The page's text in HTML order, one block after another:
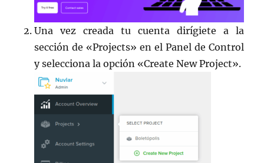
Una vez creada tu cuenta dirígiete a la
sección de «Projects» en el Panel de Control
y selecciona la opción «Create New Project».